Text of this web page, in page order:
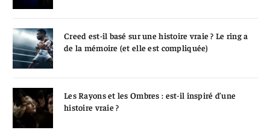
Creed est-il basé sur une histoire vraie ? Le ring a
de la mémoire (et elle est compliquée)
Les Rayons et les Ombres : est-il inspiré d’une
histoire vraie ?